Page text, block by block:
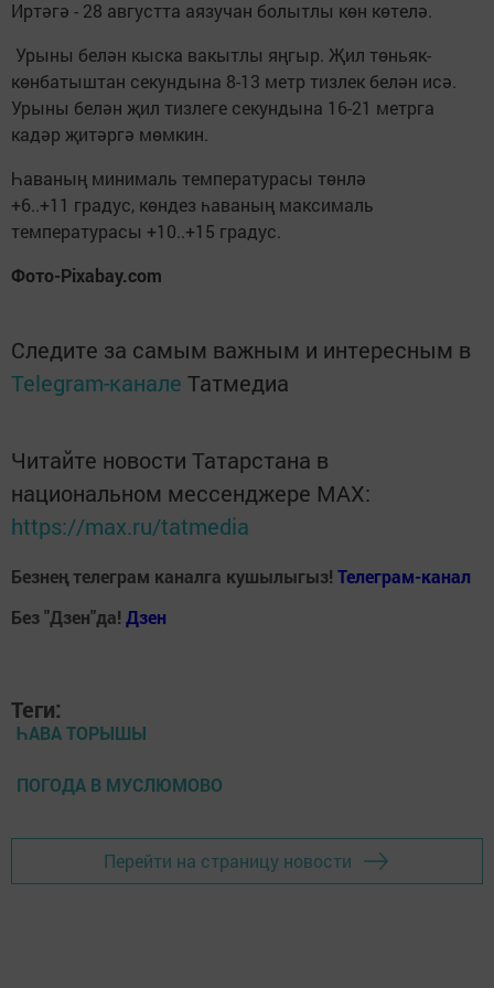
Иртәгә - 28 августта аязучан болытлы көн көтелә.
Урыны белән кыска вакытлы яңгыр. Җил төньяк-
көнбатыштан секундына 8-13 метр тизлек белән исә.
Урыны белән җил тизлеге секундына 16-21 метрга
кадәр җитәргә мөмкин.
Һаваның минималь температурасы төнлә
+6..+11 градус, көндез һаваның максималь
температурасы +10..+15 градус.
Фото-Pixabay.com
Следите за самым важным и интересным в
Telegram-канале Татмедиа
Читайте новости Татарстана в
национальном мессенджере MАХ:
https://max.ru/tatmedia
Безнең телеграм каналга кушылыгыз! Телеграм-канал
Без "Дзен"да! Дзен
Теги:
ҺАВА ТОРЫШЫ
ПОГОДА В МУСЛЮМОВО
Перейти на страницу новости